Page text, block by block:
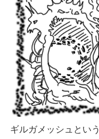
ギルガメッシュとい